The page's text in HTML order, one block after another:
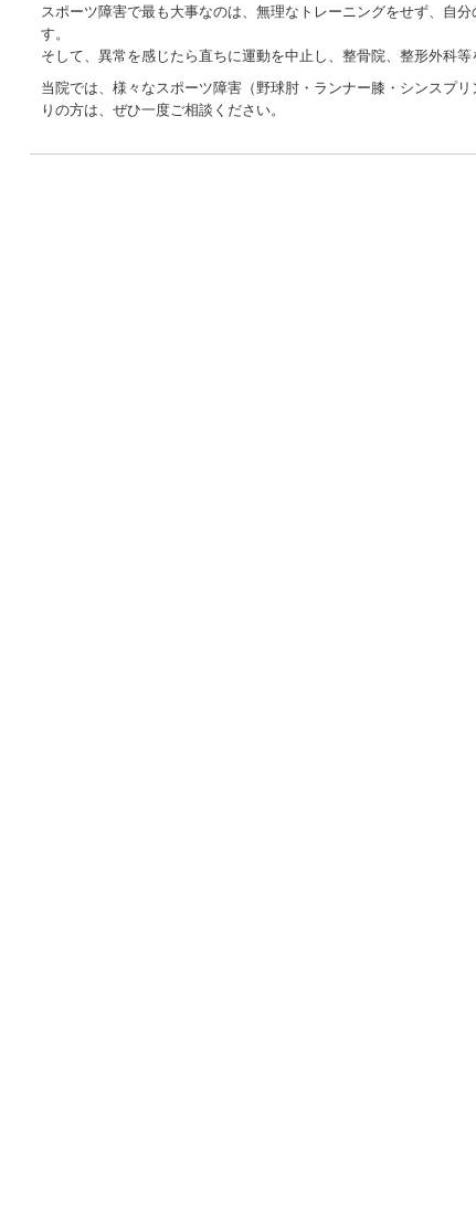
スポーツ障害で最も大事なのは、無理なトレーニングをせず、自
す。
そして、異常を感じたら直ちに運動を中止し、整骨院、整形外科
当院では、様々なスポーツ障害（野球肘・ランナー膝・シンスプ
りの方は、ぜひ一度ご相談ください。